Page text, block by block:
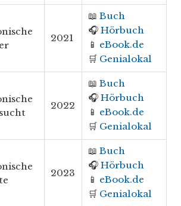
2021
📖 Buch
🎧 Hörbuch
📱 eBook.de
🛒 Genialokal
2022
📖 Buch
🎧 Hörbuch
📱 eBook.de
🛒 Genialokal
2023
📖 Buch
🎧 Hörbuch
📱 eBook.de
🛒 Genialokal